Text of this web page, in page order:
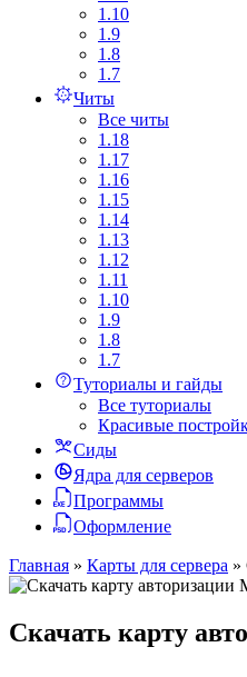
1.10
1.9
1.8
1.7
Читы
Все читы
1.18
1.17
1.16
1.15
1.14
1.13
1.12
1.11
1.10
1.9
1.8
1.7
Туториалы и гайды
Все туториалы
Красивые
Сиды
Ядра для серверов
Программы
Оформление
Главная » Карты для сервера »
Скачать карту